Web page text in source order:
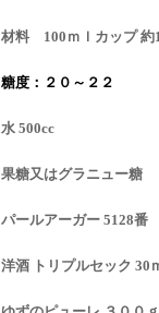
材料 100ｍｌカップ 約
糖度：２０～２２
水 500cc
果糖又はグラニュー
パールアーガー
洋酒 トリプルセック 30